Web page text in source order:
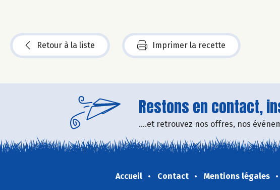
Retour à la liste Imprimer la recette
Restons en contact,
....et retrouvez nos offres, nos
Accueil Contact Mentions légales